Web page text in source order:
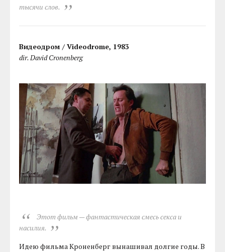
тысячи слов.
Видеодром / Videodrome, 1983
dir. David Cronenberg
Этот фильм — фантастическая смесь секса и
насилия.
Идею фильма Кроненберг вынашивал долгие годы. В